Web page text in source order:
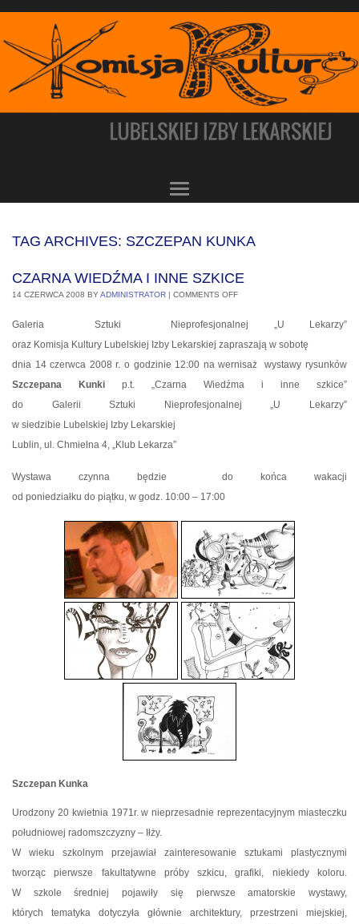
TAG ARCHIVES: SZCZEPAN KUNKA
CZARNA WIEDŹMA I INNE SZKICE
14 CZERWCA 2008 BYADMINISTRATOR | COMMENTS OFF
Galeria Sztuki Nieprofesjonalnej „U Lekarzy”
oraz Komisja Kultury Lubelskiej Izby Lekarskiej zapraszają w sobotę
dnia 14 czerwca 2008 r. o godzinie 12:00 na wernisaż wystawy rysunków
Szczepana Kunki p.t. „Czarna Wiedźma i inne szkice”
do Galerii Sztuki Nieprofesjonalnej „U Lekarzy”
w siedzibie Lubelskiej Izby Lekarskiej
Lublin, ul. Chmielna 4, „Klub Lekarza”
Wystawa czynna będzie do końca wakacji
od poniedziałku do piątku, w godz. 10:00 – 17:00
Szczepan Kunka
Urodzony 20 kwietnia 1971r. w nieprzesadnie reprezentacyjnym miasteczku
południowej radomszczyzny – Iłży.
W wieku szkolnym przejawiał zainteresowanie sztukami plastycznymi
tworząc pierwsze fakultatywne próby szkicu, grafiki, niekiedy koloru.
W szkole średniej pojawiły się pierwsze amatorskie wystawy,
których tematyka dotyczyła głównie architektury, przestrzeni miejskiej,